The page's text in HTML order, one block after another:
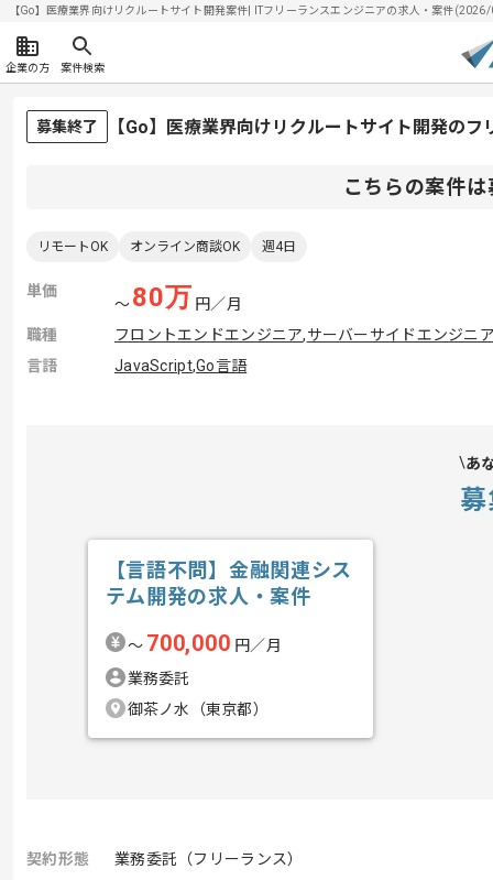
【Go】医療業界向けリクルートサイト開発案件| ITフリーランスエンジニアの求人・案件
企業の方 案件検索
募集終了 【Go】医療業界向けリクルートサイト開発の
こちらの案件
リモートOK オンライン商談OK 週4日
単価
〜80万 円／月
職種
フロントエンドエンジニア,サーバーサイドエンジニ
言語
JavaScript,Go言語
あ
【言語不問】金融関連シス
テム開発の求人・案件
〜 700,000 円／月
業務委託
御茶ノ水（東京都）
契約形態
業務委託（フリーランス）